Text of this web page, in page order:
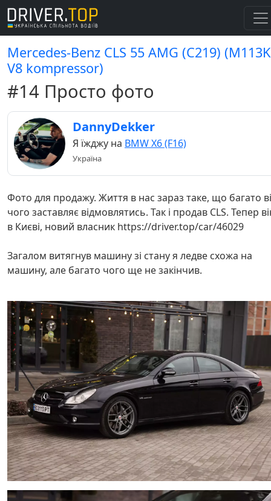
Mercedes-Benz CLS 55 AMG (C219) (M113K
V8 kompressor)
#14 Просто фото
DannyDekker
Я їжджу на BMW X6 (F16)
Україна
Фото для продажу. Життя в нас зараз таке, що багато
чого заставляє відмовлятись. Так і продав CLS. Тепер
в Києві, новий власник https://driver.top/car/46029
Загалом витягнув машину зі стану я ледве схожа на
машину, але багато чого ще не закінчив.